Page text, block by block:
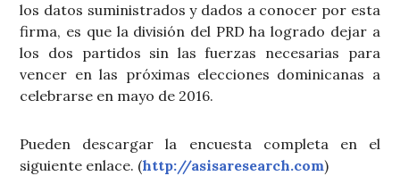
los datos suministrados y dados a conocer por esta
firma, es que la división del PRD ha logrado dejar a
los dos partidos sin las fuerzas necesarias para
vencer en las próximas elecciones dominicanas a
celebrarse en mayo de 2016.
Pueden descargar la encuesta completa en el
siguiente enlace. (http://asisaresearch.com)